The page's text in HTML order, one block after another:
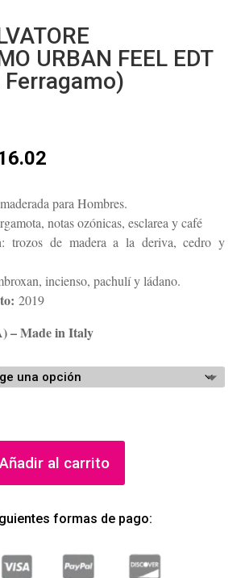
URBAN FEEL EDT
precios:
desde
$90.36
hasta
para Hombres.
notas ozónicas, esclarea y café
: trozos de madera a la deriva, cedro y
incienso, pachulí y ládano.
2019
– Made in Italy
Añadir al carrito
formas de pago: